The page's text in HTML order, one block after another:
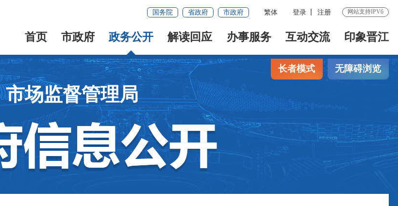
国务院 省政府 市政府 繁体 登录 注册 网站支持IPV6
首页 市政府 政务公开 解读回应 办事服务 互动交流 印象晋江
长者模式 无障碍浏览
市场监督管理局